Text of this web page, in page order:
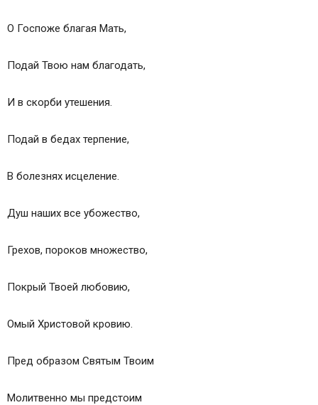
О Госпоже благая Мать,
Подай Твою нам благодать,
И в скорби утешения.
Подай в бедах терпение,
В болезнях исцеление.
Душ наших все убожество,
Грехов, пороков множество,
Покрый Твоей любовию,
Омый Христовой кровию.
Пред образом Святым Твоим
Молитвенно мы предстоим